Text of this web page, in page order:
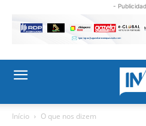
-
Início O que nos dizem